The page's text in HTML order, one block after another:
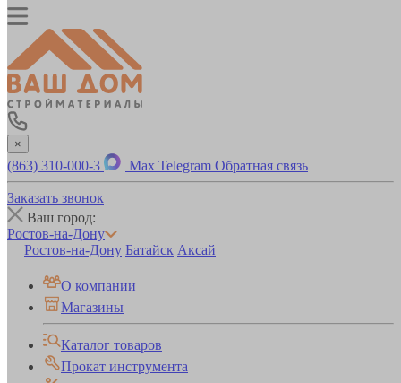
×
(863) 310-000-3 Max Telegram Обратная связь
Заказать звонок
Ваш город:
Ростов-на-Дону
Ростов-на-Дону Батайск Аксай
О компании
Магазины
Каталог товаров
Прокат инструмента